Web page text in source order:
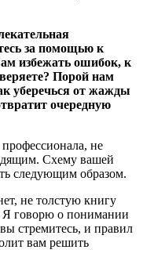
за помощью к
избежать ошибок, к
Порой нам
уберечься от жажды
очередную
не
Схему вашей
следующим образом.
не толстую книгу
Я говорю о понимании
стремитесь, и правил
вам решить